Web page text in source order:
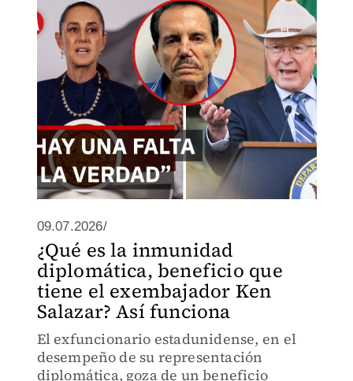
09.07.2026/
¿Qué es la inmunidad
diplomática, beneficio que
tiene el exembajador Ken
Salazar? Así funciona
El exfuncionario estadunidense, en el
desempeño de su representación
diplomática, goza de un beneficio